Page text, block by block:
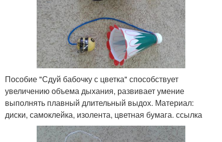
Пособие "Сдуй бабочку с цветка" способствует
увеличению объема дыхания, развивает умение
выполнять плавный длительный выдох. Материал:
диски, самоклейка, изолента, цветная бумага. ссылка